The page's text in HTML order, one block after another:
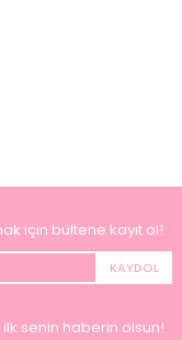
için bültene kayıt ol!
KAYDOL
senin haberin olsun!